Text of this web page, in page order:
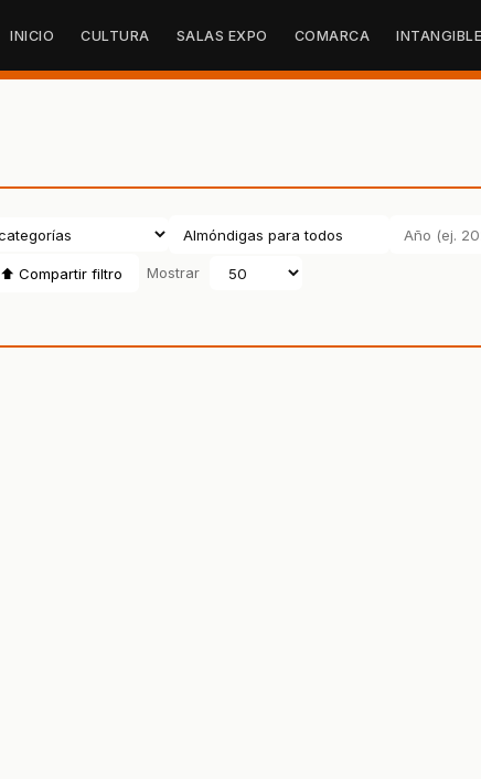
INICIO CULTURA SALAS EXPO COMARCA INTANGIBLE
⬆ Compartir filtro Mostrar